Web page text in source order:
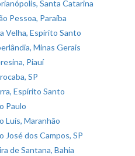
Santa Catarina
Pessoa, Paraíba
Velha, Espírito Santo
Minas Gerais
Piauí
SP
Espírito Santo
Paulo
Luís, Maranhão
José dos Campos, SP
de Santana, Bahia